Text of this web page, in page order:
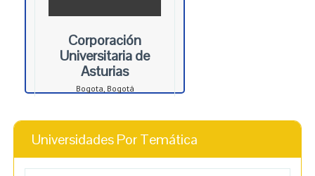
Corporación
Universitaria de
Asturias
Bogota, Bogotá
Universidades Por Temática